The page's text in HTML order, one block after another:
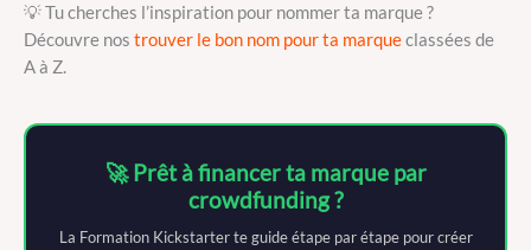
💡 Tu cherches l’inspiration pour nommer ta marque ?
Découvre nos trouver le bon nom pour ta marqueclassées de
A à Z.
🚀 Prêt à financer ta marque par
crowdfunding ?
La Formation Kickstarter te guide étape par étape pour créer